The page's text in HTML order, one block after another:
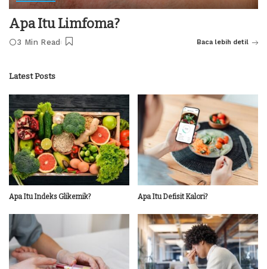
Apa Itu Limfoma?
3 Min Read Baca lebih detil
Latest Posts
Apa Itu Indeks Glikemik? Apa Itu Defisit Kalori?